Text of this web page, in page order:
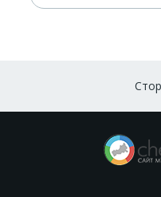
сторінки